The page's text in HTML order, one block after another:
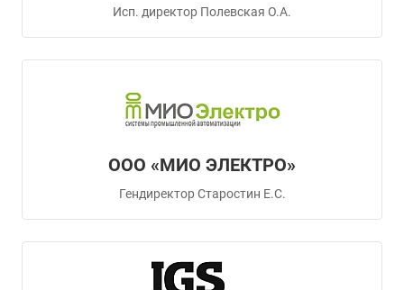
Исп. директор Полевская О.А.
ООО «МИО ЭЛЕКТРО»
Гендиректор Старостин Е.С.